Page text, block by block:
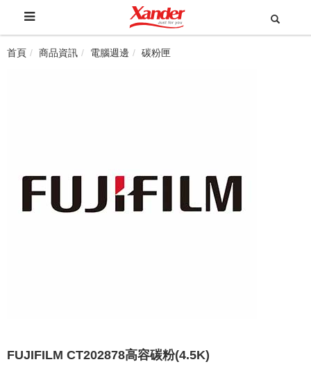
首頁 商品資訊 電腦週邊 碳粉匣
FUJIFILM CT202878高容碳粉(4.5K)